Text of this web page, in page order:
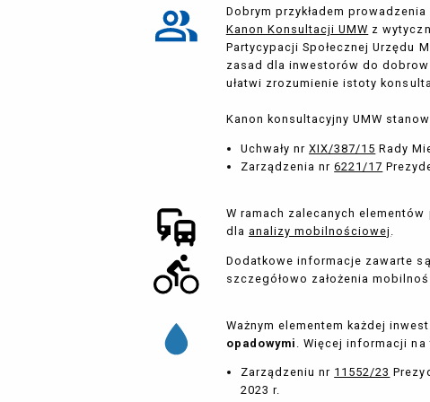
Skierowanie wniosku do
instytucje mają21 dnina
03
Rada Miejska Wrocławia
Rada Miejska Wrocławia może w
powyższą uchwałę w ciągu90 dni
BIP.
Przed podjęciem uchwały
uchwałę wyrażającą zgodę, aby
dotyczące zakresu inwestycji
Dobrym przykładem prowadzenia
Kanon Konsultacji UMW z
Partycypacji Społecznej Urzędu
zasad dla inwestorów do
ułatwi zrozumienie istoty
Kanon konsultacyjny UMW
Uchwały nrXIX/387/15 Rady
Zarządzenia nr6221/17
W ramach zalecanych
dla analizy mobilnościowej
Dodatkowe informacje zawarte
szczegółowo założenia
Ważnym elementem każdej
opadowymi
. Więcej informacji
Zarządzeniu nr 11552/23
2023 r.